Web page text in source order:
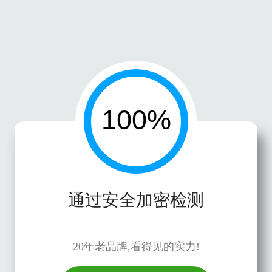
通过安全加密检测
20年老品牌,看得见的实力!